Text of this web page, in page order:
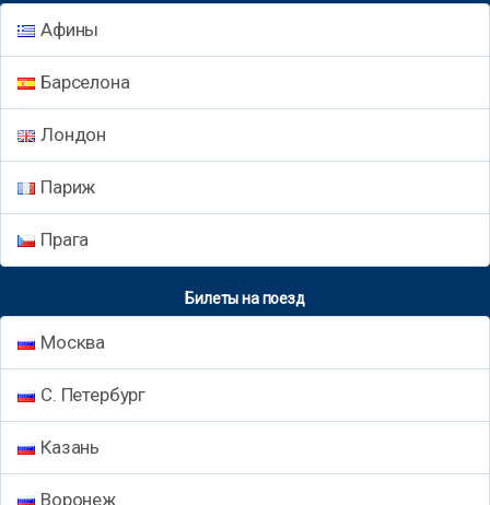
Афины
Барселона
Лондон
Париж
Прага
Билеты на поезд
Москва
С. Петербург
Казань
Воронеж